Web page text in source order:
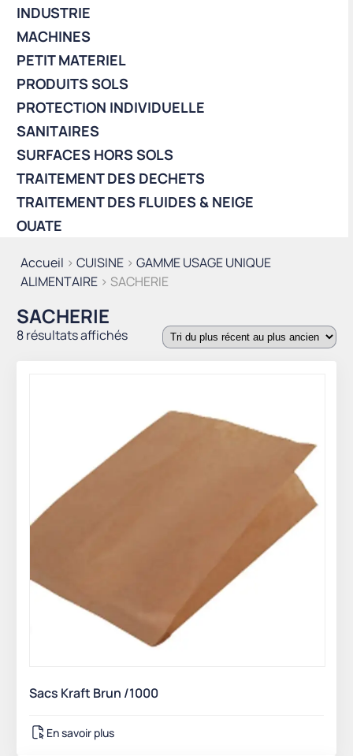
Accueil > CUISINE > GAMME USAGE UNIQUE
ALIMENTAIRE > SACHERIE
SACHERIE
8 résultats affichésTrié
plus
ancien
Sacs Kraft Brun /1000
En savoir plus
INDUSTRIE
MACHINES
PETIT MATERIEL
PRODUITS SOLS
PROTECTION INDIVIDUELLE
SANITAIRES
SURFACES HORS SOLS
TRAITEMENT DES DECHETS
TRAITEMENT DES FLUIDES & NEIGE
OUATE